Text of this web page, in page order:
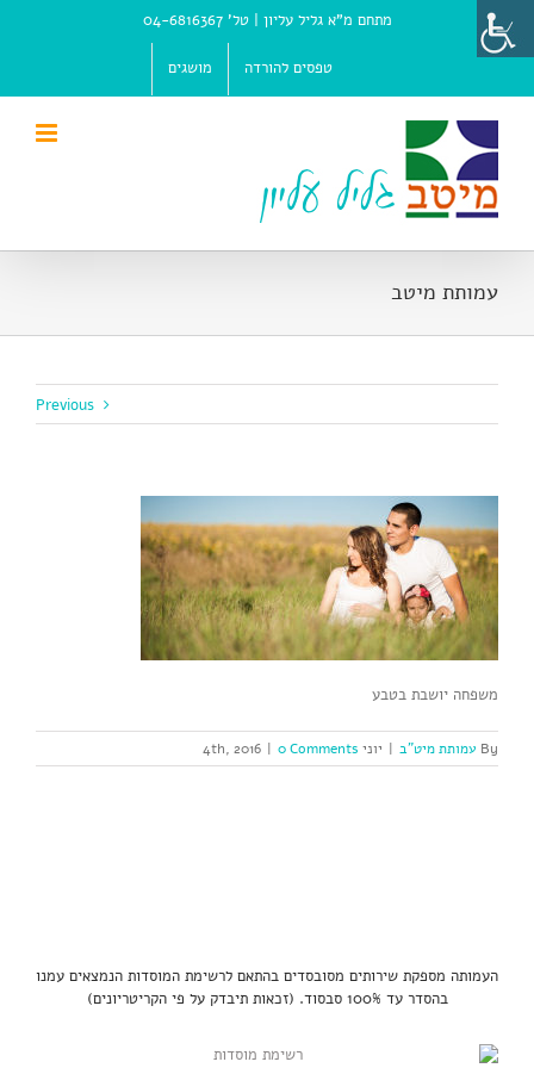
content
מתחם מ"א גליל עליון |טל' 04-6816367
טפסים להורדה מושגים
עמותת מיטב
Previous
משפחה יושבת בטבע
By עמותת מיט"ב | יוני 4th, 2016 | 0 Comments
העמותה מספקת שירותים מסובסדים בהתאם לרשימת המוסדות הנמצאים עמנו
בהסדר עד 100% סבסוד. (זכאות תיבדק על פי הקריטריונים)